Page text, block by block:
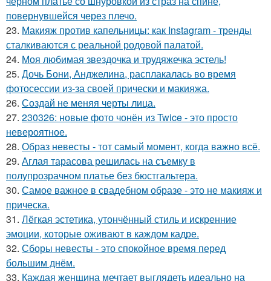
повернувшейся через плечо.
23. Макияж против капельницы: как Instagram - тренды
сталкиваются с реальной родовой палатой.
24. Моя любимая звездочка и трудяжечка эстель!
25. Дочь Бони, Анджелина, расплакалась во время
фотосессии из-за своей прически и макияжа.
26. Создай не меняя черты лица.
27. 230326: новые фото чонён из Twice - это просто
невероятное.
28. Образ невесты - тот самый момент, когда важно всё.
29. Аглая тарасова решилась на съемку в
полупрозрачном платье без бюстгальтера.
30. Самое важное в свадебном образе - это не макияж и
прическа.
31. Лёгкая эстетика, утончённый стиль и искренние
эмоции, которые оживают в каждом кадре.
32. Сборы невесты - это спокойное время перед
большим днём.
33. Каждая женщина мечтает выглядеть идеально на